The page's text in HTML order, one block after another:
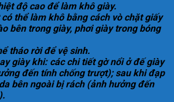
độ cao để làm khô giày.
thể làm khô bằng cách vò chặt giấy
bên trong giày, phơi giày trong bóng
tháo rời để vệ sinh.
giày khi: các chi tiết gờ nổi ở đế giày
đến tính chống trượt); sau khi đạp
bên ngoài bị rách (ảnh hưởng đến